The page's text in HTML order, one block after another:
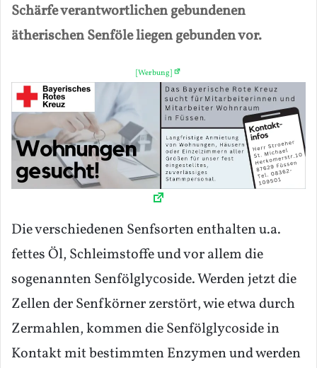
Schärfe verantwortlichen gebundenen
ätherischen Senföle liegen gebunden vor.
[Werbung]
Die verschiedenen Senfsorten enthalten u.a.
fettes Öl, Schleimstoffe und vor allem die
sogenannten Senfölglycoside. Werden jetzt die
Zellen der Senfkörner zerstört, wie etwa durch
Zermahlen, kommen die Senfölglycoside in
Kontakt mit bestimmten Enzymen und werden